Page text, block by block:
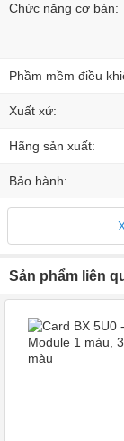
Chức năng cơ bản:
Phầm mềm điều
Xuất xứ:
Hãng sản xuất:
Bảo hành:
Sản phẩm liên